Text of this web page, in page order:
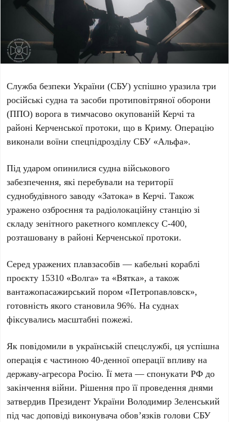
Служба безпеки України (СБУ) успішно уразилатри
російські судна та засоби протиповітряної оборони
(ППО) ворога в тимчасово окупованій Керчі та
районі Керченської протоки, що в Криму. Операцію
виконали воїни спецпідрозділу СБУ «Альфа».
Під ударом опинилися судна військового
забезпечення, які перебували на території
суднобудівного заводу «Затока» в Керчі. Також
уражено озброєння та радіолокаційну станцію зі
складу зенітного ракетного комплексуС-400,
розташовану в районі Керченської протоки.
Серед уражених плавзасобів —кабельні кораблі
проєкту 15310 «Волга» та «Вятка», а також
вантажопасажирськийпором «Петропавловск»,
готовність якого становила96%. На суднах
фіксувались масштабні пожежі.
Як повідомили в українській спецслужбі, ця успішна
операція є частиною40-денної операції впливу на
державу-агресора Росію. Її мета — спонукати РФ до
закінчення війни. Рішення про її проведення днями
затвердив Президент УкраїниВолодимир Зеленський
під час доповіді виконувача обов’язків голови СБУ